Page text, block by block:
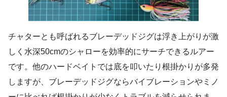
チャターとも呼ばれるブレーデッドジグは浮き上がりが激
しく水深50cmのシャローを効率的にサーチできるルアー
です。他のハードベイトでは底を叩いたり根掛かりが多発
しますが、ブレーデッドジグならバイブレーションやミノ